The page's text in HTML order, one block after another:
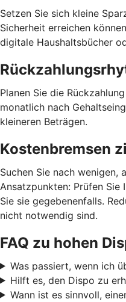
Setzen Sie sich kleine
Sicherheit erreichen
digitale Haushaltsbücher
Planen Sie die
monatlich nach
kleineren Beträgen.
Kostenbremsen
Suchen Sie nach wenigen,
Ansatzpunkten: Prüfen Sie
Sie sie gegebenenfalls.
nicht notwendig sind.
FAQ zu hohen
Was passiert, wenn ich
Hilft es, den Dispo zu
Wann ist es sinnvoll,